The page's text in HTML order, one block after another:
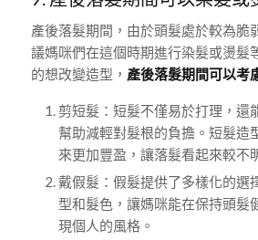
產後落髮期間，由於頭髮處於較為脆
議媽咪們在這個時期進行染髮或燙髮
的想改變造型， 產後落髮期間可以考
剪短髮：短髮不僅易於打理，還
幫助減輕對髮根的負擔。短髮造
來更加豐盈，讓落髮看起來較不
戴假髮：假髮提供了多樣化的選
型和髮色，讓媽咪能在保持頭髮
現個人的風格。